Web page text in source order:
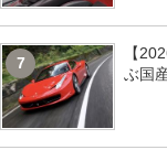
7
【
ぶ国